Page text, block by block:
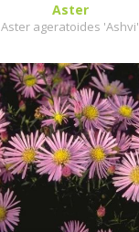
Aster
Aster ageratoides 'Ashvi'